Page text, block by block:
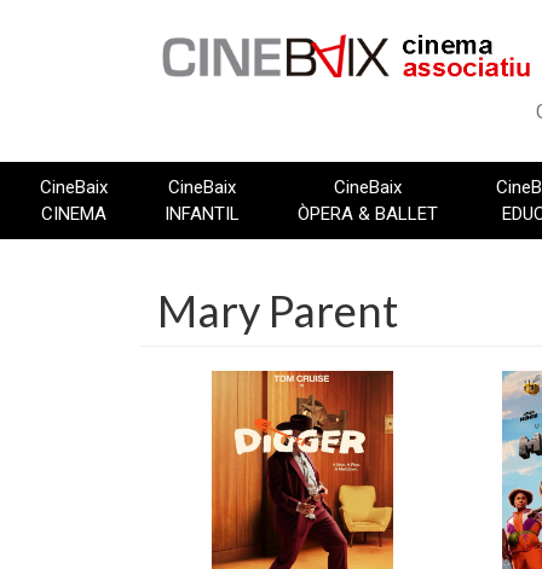
CineBaix
CINEMA
CineBaix
INFANTIL
CineBaix
ÒPERA & BALLET
Mary Parent